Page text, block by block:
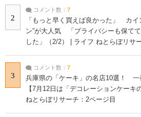
2
コメント数： 7
「もっと早く買えば良かった」 カイ
ン”が大人気 「プライバシーも保て
した」（2/2） | ライフ ねとらぼリサ
3
コメント数： 7
兵庫県の「ケーキ」の名店10選！ 一
【7月12日は「デコレーションケー
ねとらぼリサーチ：2ページ目